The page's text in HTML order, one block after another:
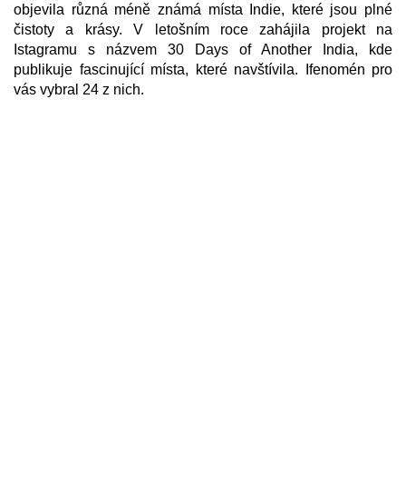
objevila různá méně známá místa Indie, které jsou plné
čistoty a krásy. V letošním roce zahájila projekt na
Istagramu s názvem 30 Days of Another India, kde
publikuje fascinující místa, které navštívila. Ifenomén pro
vás vybral 24 z nich.